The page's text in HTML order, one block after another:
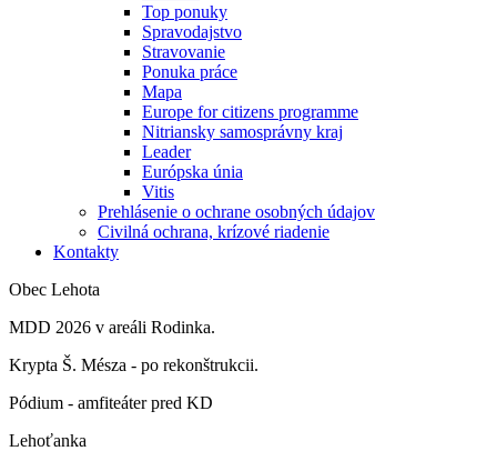
Top ponuky
Spravodajstvo
Stravovanie
Ponuka práce
Mapa
Europe for citizens programme
Nitriansky samosprávny kraj
Leader
Európska únia
Vitis
Prehlásenie o ochrane osobných údajov
Civilná ochrana, krízové riadenie
Kontakty
Obec Lehota
MDD 2026 v areáli Rodinka.
Krypta Š. Mésza - po rekonštrukcii.
Pódium - amfiteáter pred KD
Lehoťanka